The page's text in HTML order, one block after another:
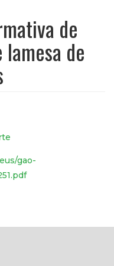
de
de
gao-